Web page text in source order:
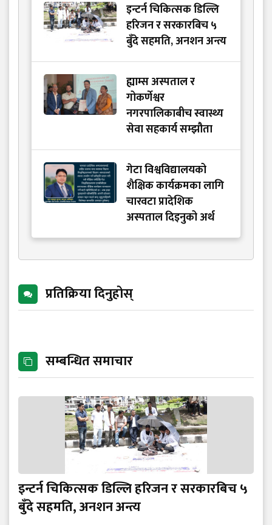
इन्टर्न चिकित्सक डिल्लि
हरिजन र सरकारबिच ५
बुँदे सहमति, अनशन अन्त्य
ह्याम्स अस्पताल र
गोकर्णेश्वर
नगरपालिकाबीच स्वास्थ्य
सेवा सहकार्य सम्झौता
गेटा विश्वविद्यालयको
शैक्षिक कार्यक्रमका लागि
चारवटा प्रादेशिक
अस्पताल दिइनुको अर्थ
प्रतिक्रिया दिनुहोस्
सम्बन्धित समाचार
इन्टर्न चिकित्सक डिल्लि हरिजन र सरकारबिच ५
बुँदे सहमति, अनशन अन्त्य